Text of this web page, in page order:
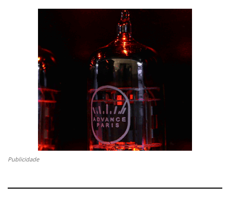
dual-mono e pré-amplificação balanceada inspirada
Esoteric
Fi, Bluetooth com codecs de alta qualidade, entradas
USB, óticas e coaxiais, saídas RCA, XLR e
ES-Link
além de saídas para auscultadores com jack de 6,3
mm e XLR de 4 pinos. É uma peça digital moderna,
mas com ambição audiófila clássica.
Publicidade